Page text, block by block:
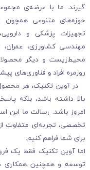
گیرند. ما با عرضه‌ی
حوزه‌های متنوعی همچون
تجهیزات پزشکی و
مهندسی کشاورزی، عمران،
محیط‌زیست و دیگر
روزمره افراد و فناوری‌های
در آوین تکنیک، هر
بالا داشته باشد، بلکه
امروز باشد. رسالت ما این
تخصصی، تجربه‌ای متفاوت
برای شما فراهم کنیم.
اما آوین تکنیک فقط یک
توسعه و همچنین همکاری